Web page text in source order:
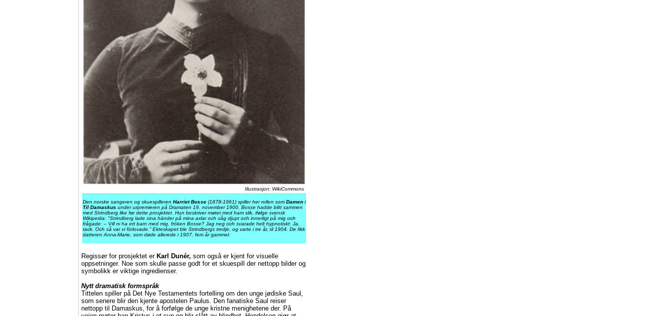
Illustrasjon: WikiCommons
Den norske sangeren og skuespilleren Harriet Bosse (1878-1961) spiller her rollen som Damen i
Til Damaskus under urpremieren på Dramaten 19. november 1900. Bosse hadde blitt sammen
med Strindberg like før dette prosjektet. Hun beskriver møtet med ham slik, ifølge svensk
Wikipedia: "Strindberg lade sina händer på mina axlar och såg djupt och innerligt på mig och
frågade: – Vill ni ha ett barn med mig, fröken Bosse? Jag neg och svarade helt hypnotiskt: Ja,
tack. Och så var vi förlovade.” Ekteskapet ble Strindbergs tredje, og varte i tre år, til 1904. De fikk
datteren Anna-Marie, som døde allerede i 1907, fem år gammel.
Regissør for prosjektet er Karl Dunér, som også er kjent for visuelle
oppsetninger. Noe som skulle passe godt for et skuespill der nettopp bilder og
symbolikk er viktige ingredienser.
Nytt dramatisk formspråk
Tittelen spiller på Det Nye Testamentets fortelling om den unge jødiske Saul,
som senere blir den kjente apostelen Paulus. Den fanatiske Saul reiser
nettopp til Damaskus, for å forfølge de unge kristne menighetene der. På